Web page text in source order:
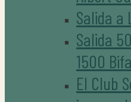
Salida a
Salida
1500
El Club